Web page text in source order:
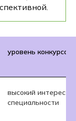
уровень конкурса
высокий интерес к
специальности